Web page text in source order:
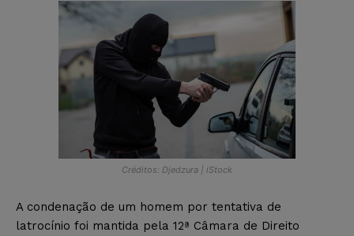
Créditos: Djedzura | iStock
A condenação de um homem por tentativa de
latrocínio foi mantida pela 12ª Câmara de Direito